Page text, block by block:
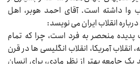
وا داشته است. آقای احمد هوبر، اهل
انقلاب ایران می‌‌‌ نویسد:
پدیده منحصر به فرد است، چرا که تمام
انقلاب آمریکا، انقلاب انگلیسی‌‌‌ ها در قرن
جامعه بهتر از نظر مادی، برای انسان